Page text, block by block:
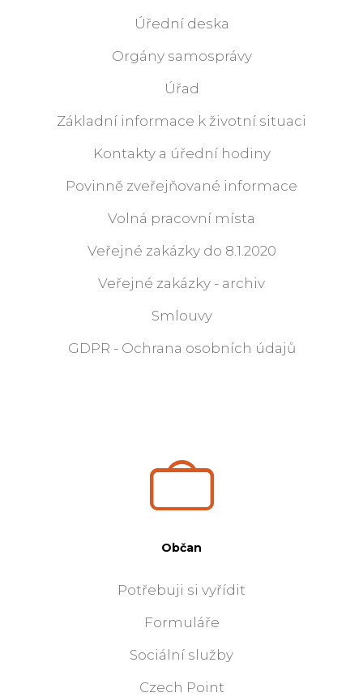
Úřední deska
Orgány samosprávy
Úřad
Základní informace k životní situaci
Kontakty a úřední hodiny
Povinně zveřejňované informace
Volná pracovní místa
Veřejné zakázky do 8.1.2020
Veřejné zakázky - archiv
Smlouvy
GDPR - Ochrana osobních údajů
Občan
Potřebuji si vyřídit
Formuláře
Sociální služby
Czech Point